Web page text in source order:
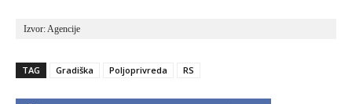
Izvor: Agencije
TAG Gradiška Poljoprivreda RS